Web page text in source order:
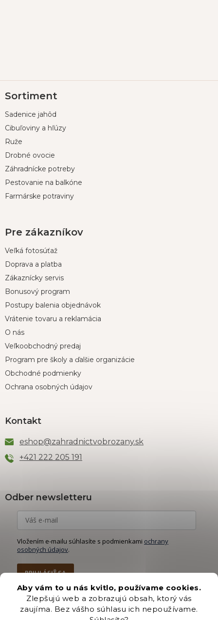
Aby vám to u nás kvitlo, používame cookies.
Zlepšujú web a zobrazujú obsah, ktorý vás
zaujíma. Bez vášho súhlasu ich nepoužívame.
á
ä
Sortiment
Sadenice jahôd
Cibuľoviny a hľúzy
Ruže
Drobné ovocie
Záhradnícke potreby
Pestovanie na balkóne
Farmárske potraviny
Pre zákazníkov
Veľká fotosúťaž
Doprava a platba
Zákaznícky servis
Bonusový program
Postupy balenia objednávok
Vrátenie tovaru a reklamácia
O nás
Veľkoobchodný predaj
Program pre školy a ďalšie organizácie
Obchodné podmienky
Ochrana osobných údajov
Kontakt
eshop@zahradnictvobrozany.sk
+421 222 205 191
Odber newsletteru
Vložením e-mailu súhlasíte s podmienkami ochrany
osobných údajov.
PRIHLÁSIŤ SA